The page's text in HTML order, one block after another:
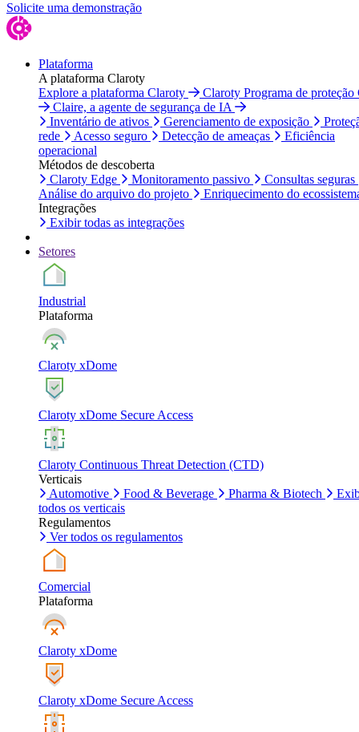
Solicite uma demonstração
Plataforma
A plataforma Claroty
Explore a plataforma Claroty
Claroty Programa de proteção
Claire, a agente de segurança de IA
Inventário de ativos
Gerenciamento de exposição
rede
Acesso seguro Detecção de ameaças
Eficiência
operacional
Métodos de descoberta
Claroty Edge
Monitoramento passivo
Consultas seguras
Análise do arquivo do projeto
Enriquecimento do
Integrações
Exibir todas as integrações
Setores
Industrial
Plataforma
Claroty xDome
Claroty xDome Secure Access
Claroty Continuous Threat Detection (CTD)
Verticais
Automotive
Food & Beverage Pharma & Biotech
todos os verticais
Regulamentos
Ver todos os regulamentos
Comercial
Plataforma
Claroty xDome
Claroty xDome Secure Access